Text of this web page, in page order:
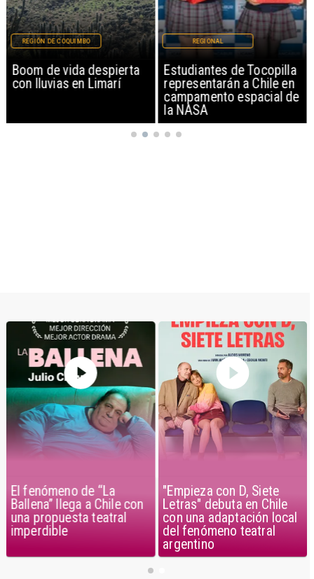
Boom de vida despierta
con lluvias en Limarí
REGIÓN DE COQUIMBO
Estudiantes de Tocopilla
representarán a Chile en
campamento espacial de
la NASA
REGIONAL
El fenómeno de “La
Ballena” llega a Chile con
una propuesta teatral
imperdible
"Empieza con D, Siete
Letras" debuta en Chile
con una adaptación local
del fenómeno teatral
argentino